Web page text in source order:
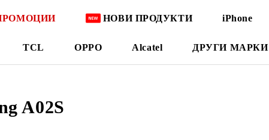
НОВИ ПРОДУКТИ iPhone
TCL OPPO Alcatel ДРУГИ МАРКИ
A02S